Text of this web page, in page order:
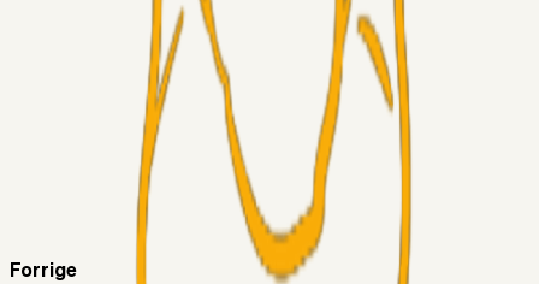
Superliga-truppen
RasmusStephansen
03. aug. 2026
Olti Hyseni, Bliver Brøndbys Største Salg
Nogensinde…..!!!
02. aug. 2026
Sydsiden mid Viborg
Forrige